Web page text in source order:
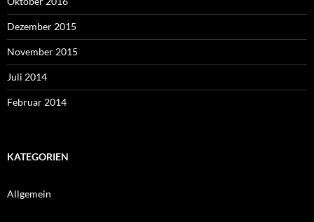
Dezember 2015
November 2015
Juli 2014
Februar 2014
KATEGORIEN
Allgemein